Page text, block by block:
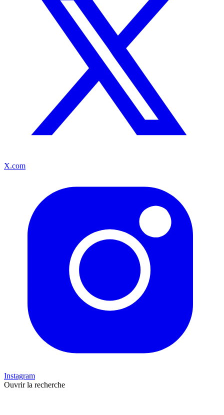
X.com
Instagram
Ouvrir la recherche